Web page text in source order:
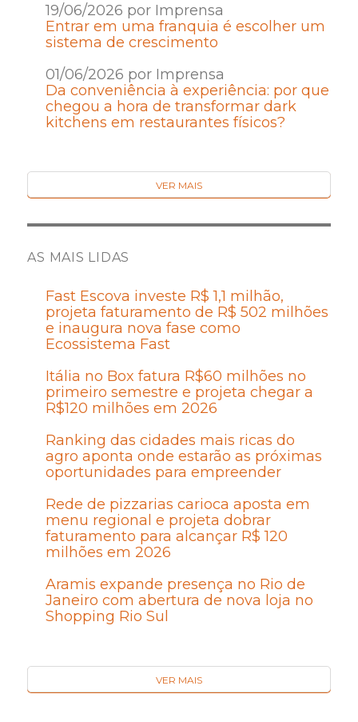
19/06/2026 por Imprensa
Entrar em uma franquia é escolher um
sistema de crescimento
01/06/2026 por Imprensa
Da conveniência à experiência: por que
chegou a hora de transformar dark
kitchens em restaurantes físicos?
VER MAIS
AS MAIS LIDAS
Fast Escova investe R$ 1,1 milhão,
projeta faturamento de R$ 502 milhões
e inaugura nova fase como
Ecossistema Fast
Itália no Box fatura R$60 milhões no
primeiro semestre e projeta chegar a
R$120 milhões em 2026
Ranking das cidades mais ricas do
agro aponta onde estarão as próximas
oportunidades para empreender
Rede de pizzarias carioca aposta em
menu regional e projeta dobrar
faturamento para alcançar R$ 120
milhões em 2026
Aramis expande presença no Rio de
Janeiro com abertura de nova loja no
Shopping Rio Sul
VER MAIS